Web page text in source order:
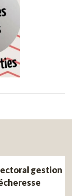
gestion